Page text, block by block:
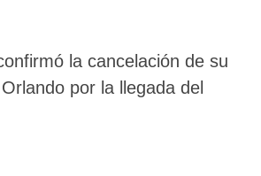
la cancelación de su
por la llegada del